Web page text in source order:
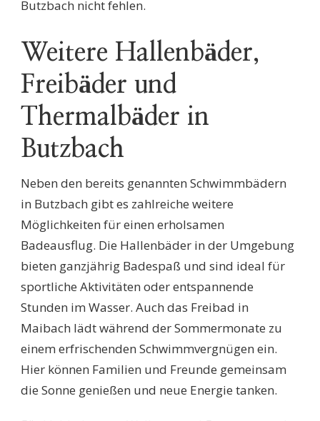
Butzbach nicht fehlen.
Weitere Hallenbäder,
Freibäder und
Thermalbäder in
Butzbach
Neben den bereits genannten Schwimmbädern
in Butzbach gibt es zahlreiche weitere
Möglichkeiten für einen erholsamen
Badeausflug. Die Hallenbäder in der Umgebung
bieten ganzjährig Badespaß und sind ideal für
sportliche Aktivitäten oder entspannende
Stunden im Wasser. Auch das Freibad in
Maibach lädt während der Sommermonate zu
einem erfrischenden Schwimmvergnügen ein.
Hier können Familien und Freunde gemeinsam
die Sonne genießen und neue Energie tanken.